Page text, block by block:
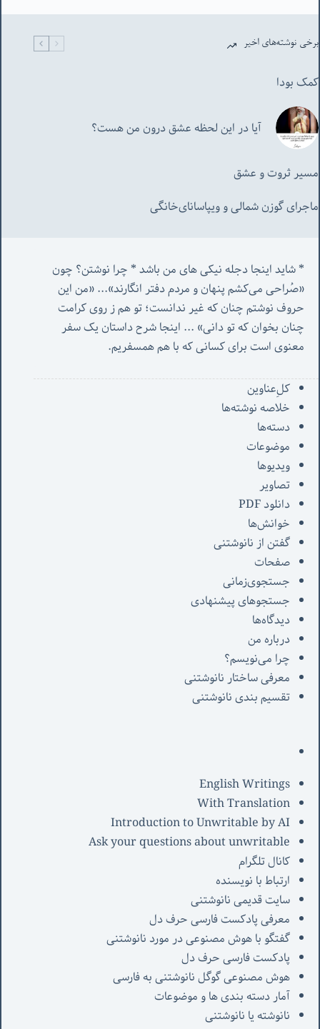
برخی نوشته‌های اخیر
کمک بودا
آیا در این لحظه عشق درون من هست؟
مسیر ثروت و عشق
ماجرای گوزن شمالی و‌ ویپاسانای‌خانگی
«صُراحی می‌کشم پنهان‌ و مردم‌ دفتر انگارند»... «
چنان بخوان که تو دانی» ...
معنوی است برای کسانی که با هم همسفریم.
کل‌ِعناوین
خلاصه نوشته‌ها
دسته‌ها
موضوعات
ویدیوها
تصاویر
دانلود PDF
خوانش‌ها
گفتن از نانوشتنی
صفحات
جستجوی‌زمانی
جستجوهای پیشنهادی
دیدگاه‌ها
درباره من
چرا می‌نویسم؟
معرفی‌ ساختار نانوشتنی
تقسیم بندی نانوشتنی
English Writings
With Translation
Introduction to Unwritable by AI
Ask your questions about unwritable
کانال تلگرام
ارتباط با نویسنده
سایت قدیمی نانوشتنی
معرفی پادکست فارسی حرف دل
گفتگو با هوش مصنوعی در مورد نانوشتنی
پادکست فارسی حرف دل
هوش مصنوعی گوگل نانوشتنی به فارسی
آمار دسته بندی ها و موضوعات
نانوشته یا نانوشتنی